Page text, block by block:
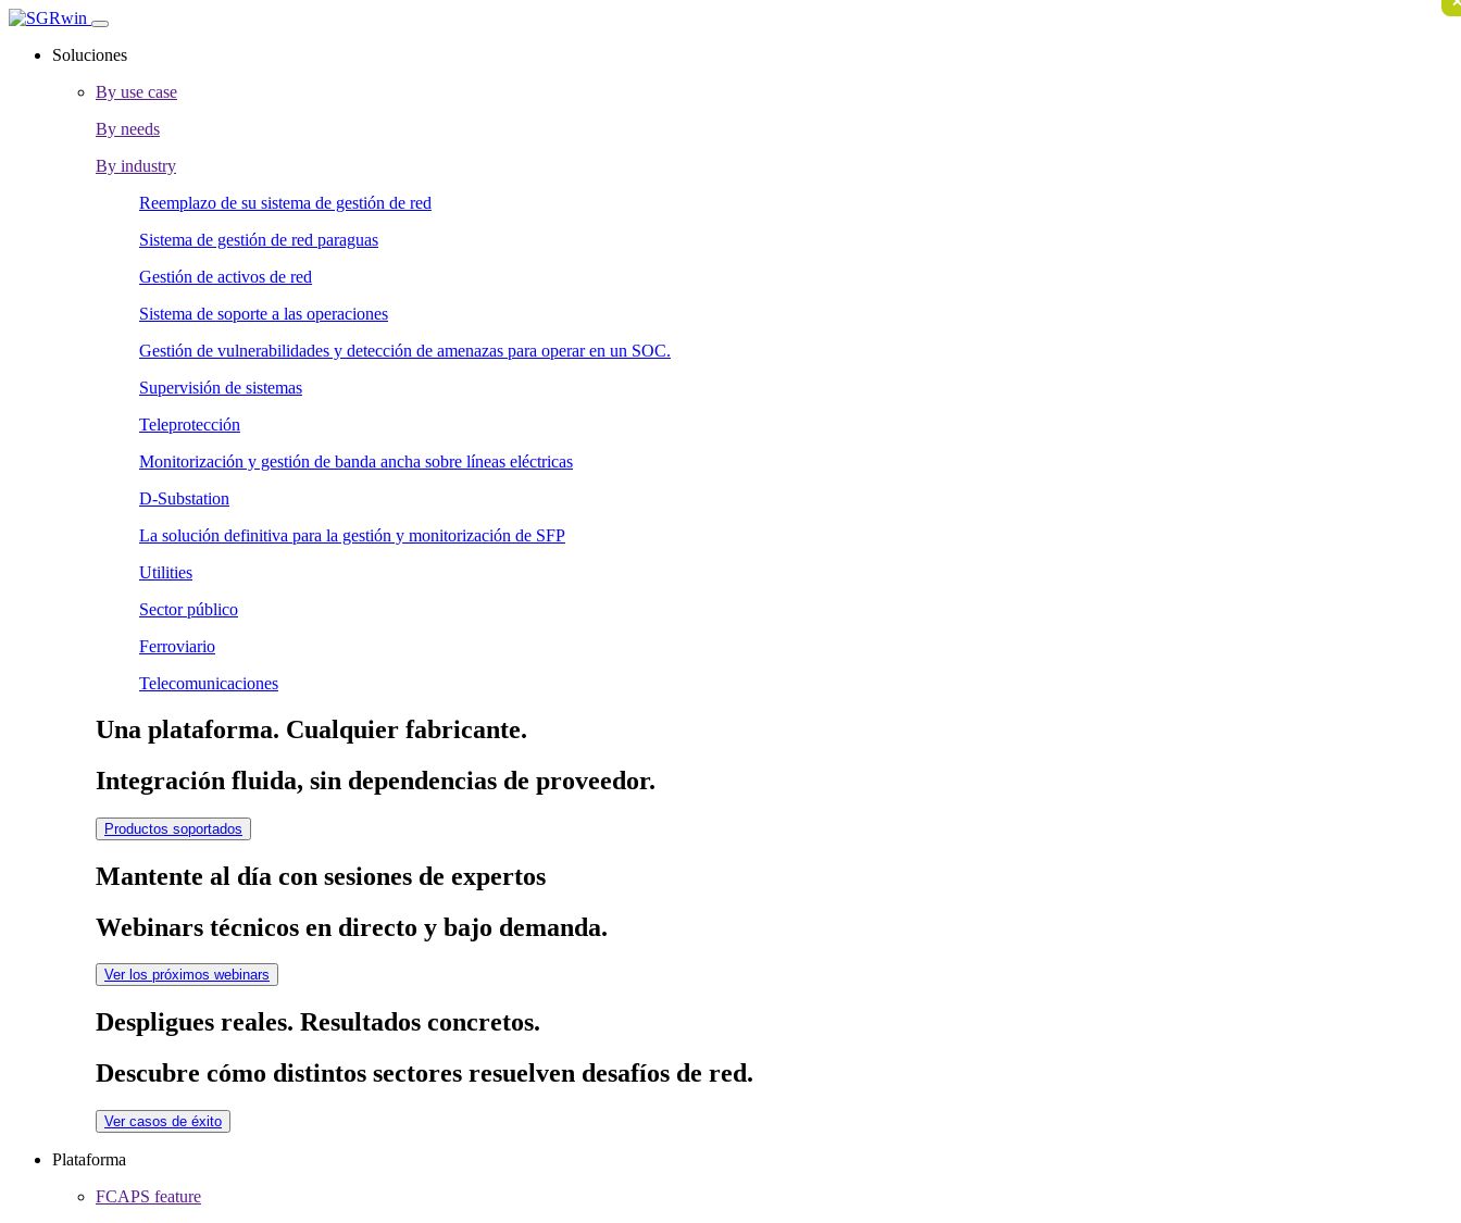
Soluciones
By use case
By needs
By industry
Reemplazo de su sistema de gestión de red
Sistema de gestión de red paraguas
Gestión de activos de red
Sistema de soporte a las operaciones
Gestión de vulnerabilidades y detección de amenazas para operar en un SOC.
Supervisión de sistemas
Teleprotección
Monitorización y gestión de banda ancha sobre líneas eléctricas
D-Substation
La solución definitiva para la gestión y monitorización de SFP
Utilities
Sector público
Ferroviario
Telecomunicaciones
Una plataforma. Cualquier fabricante.
Integración fluida, sin dependencias de proveedor.
Productos soportados
Mantente al día con sesiones de expertos
Webinars técnicos en directo y bajo demanda.
Ver los próximos webinars
Despligues reales. Resultados concretos.
Descubre cómo distintos sectores resuelven desafíos de red.
Ver casos de éxito
Plataforma
FCAPS feature